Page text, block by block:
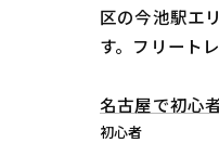
区の今池駅エ
す。フリート
名古屋で初心
初心者